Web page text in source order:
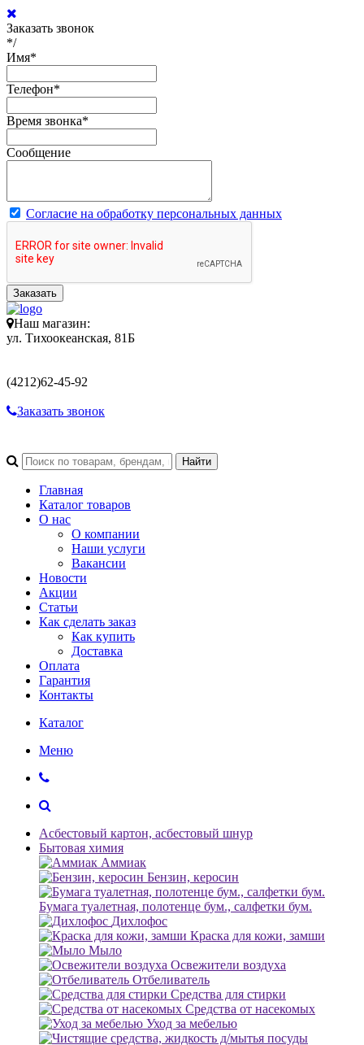
Заказать звонок
*/
Имя*
Телефон*
Время звонка*
Сообщение
Согласие на обработку персональных данных
Заказать
Наш магазин:
ул. Тихоокеанская, 81Б
(4212)62-45-92
Заказать звонок
Главная
Каталог товаров
О нас
О компании
Наши услуги
Вакансии
Новости
Акции
Статьи
Как сделать заказ
Как купить
Доставка
Оплата
Гарантия
Контакты
Каталог
Меню
Асбестовый картон, асбестовый шнур
Бытовая химия
Аммиак
Бензин, керосин
Бумага туалетная, полотенце бум., салфетки бум.
Дихлофос
Краска для кожи, замши
Мыло
Освежители воздуха
Отбеливатель
Средства для стирки
Средства от насекомых
Уход за мебелью